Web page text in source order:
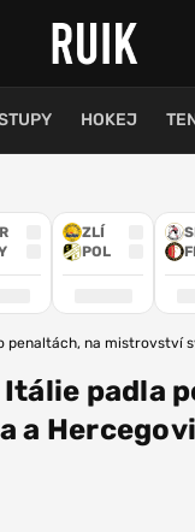
HOKEJ
ZLÍ
POL
penaltách, na mistrovství
padla
a